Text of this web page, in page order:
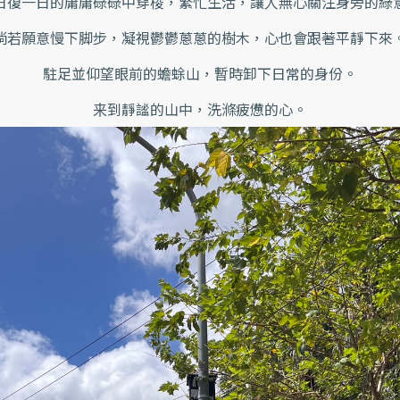
若願意慢下脚步，凝視鬱鬱蔥蔥的樹木，心也會跟著平靜下來
駐足並仰望眼前的蟾蜍山，暫時卸下日常的身份。
来到靜謐的山中，洗滌疲憊的心。